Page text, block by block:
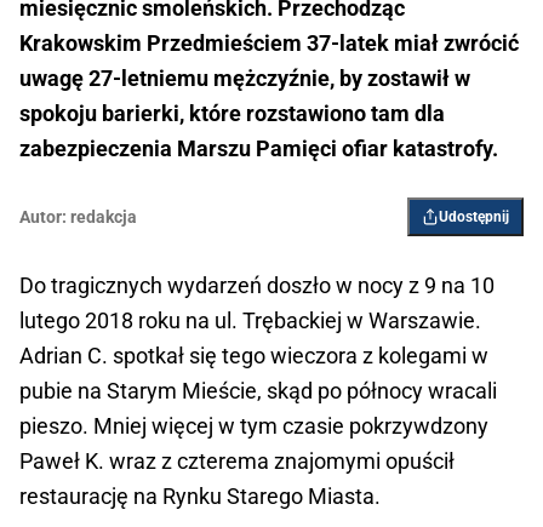
miesięcznic smoleńskich. Przechodząc
Krakowskim Przedmieściem 37-latek miał zwrócić
uwagę 27-letniemu mężczyźnie, by zostawił w
spokoju barierki, które rozstawiono tam dla
zabezpieczenia Marszu Pamięci ofiar katastrofy.
Autor: redakcja Udostępnij
Do tragicznych wydarzeń doszło w nocy z 9 na 10
lutego 2018 roku na ul. Trębackiej w Warszawie.
Adrian C. spotkał się tego wieczora z kolegami w
pubie na Starym Mieście, skąd po północy wracali
pieszo. Mniej więcej w tym czasie pokrzywdzony
Paweł K. wraz z czterema znajomymi opuścił
restaurację na Rynku Starego Miasta.